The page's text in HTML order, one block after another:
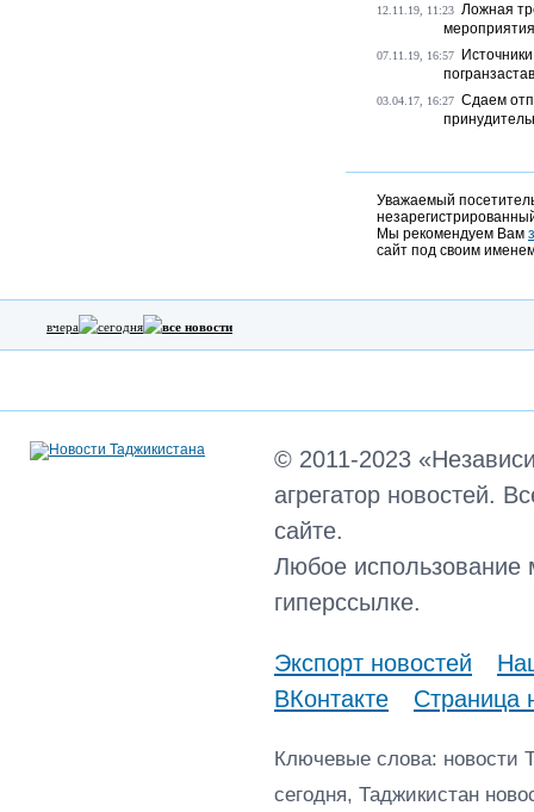
12.11.19, 11:23 Ложная
07.11.19, 16:57
03.04.17, 16:27 Сдаем
Уважаемый
Мы рекомендуем Вам
сайт под своим
вчера сегодня все новости
© 2011-2023
агрегатор новостей.
сайте.
Любое использование
гиперссылке.
Экспорт новостей
ВКонтакте
Страница
Ключевые слова: новости
сегодня, Таджикистан